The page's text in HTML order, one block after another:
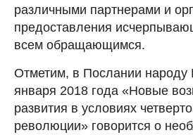
различными партнерами и
предоставления
всем обращающимся.
Отметим, в Послании народу
января 2018 года «Новые
развития в условиях
революции» говорится о